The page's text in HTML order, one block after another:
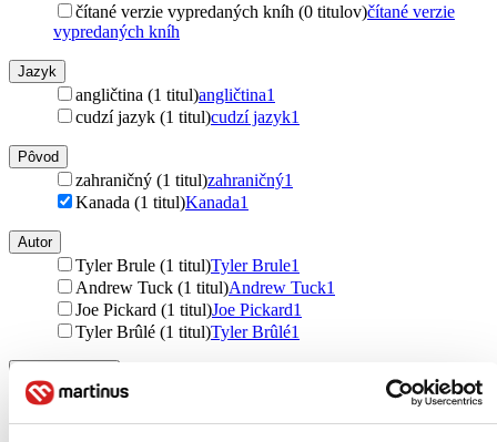
čítané verzie vypredaných kníh (0 titulov)čítané verzie
vypredaných kníh
Jazyk
angličtina (1 titul)angličtina1
cudzí jazyk (1 titul)cudzí jazyk1
Pôvod
zahraničný (1 titul)zahraničný1
Kanada (1 titul)Kanada1
Autor
Tyler Brule (1 titul)Tyler Brule1
Andrew Tuck (1 titul)Andrew Tuck1
Joe Pickard (1 titul)Joe Pickard1
Tyler Brûlé (1 titul)Tyler Brûlé1
Thames & Hudson (1 titul) Thames & Hudson1